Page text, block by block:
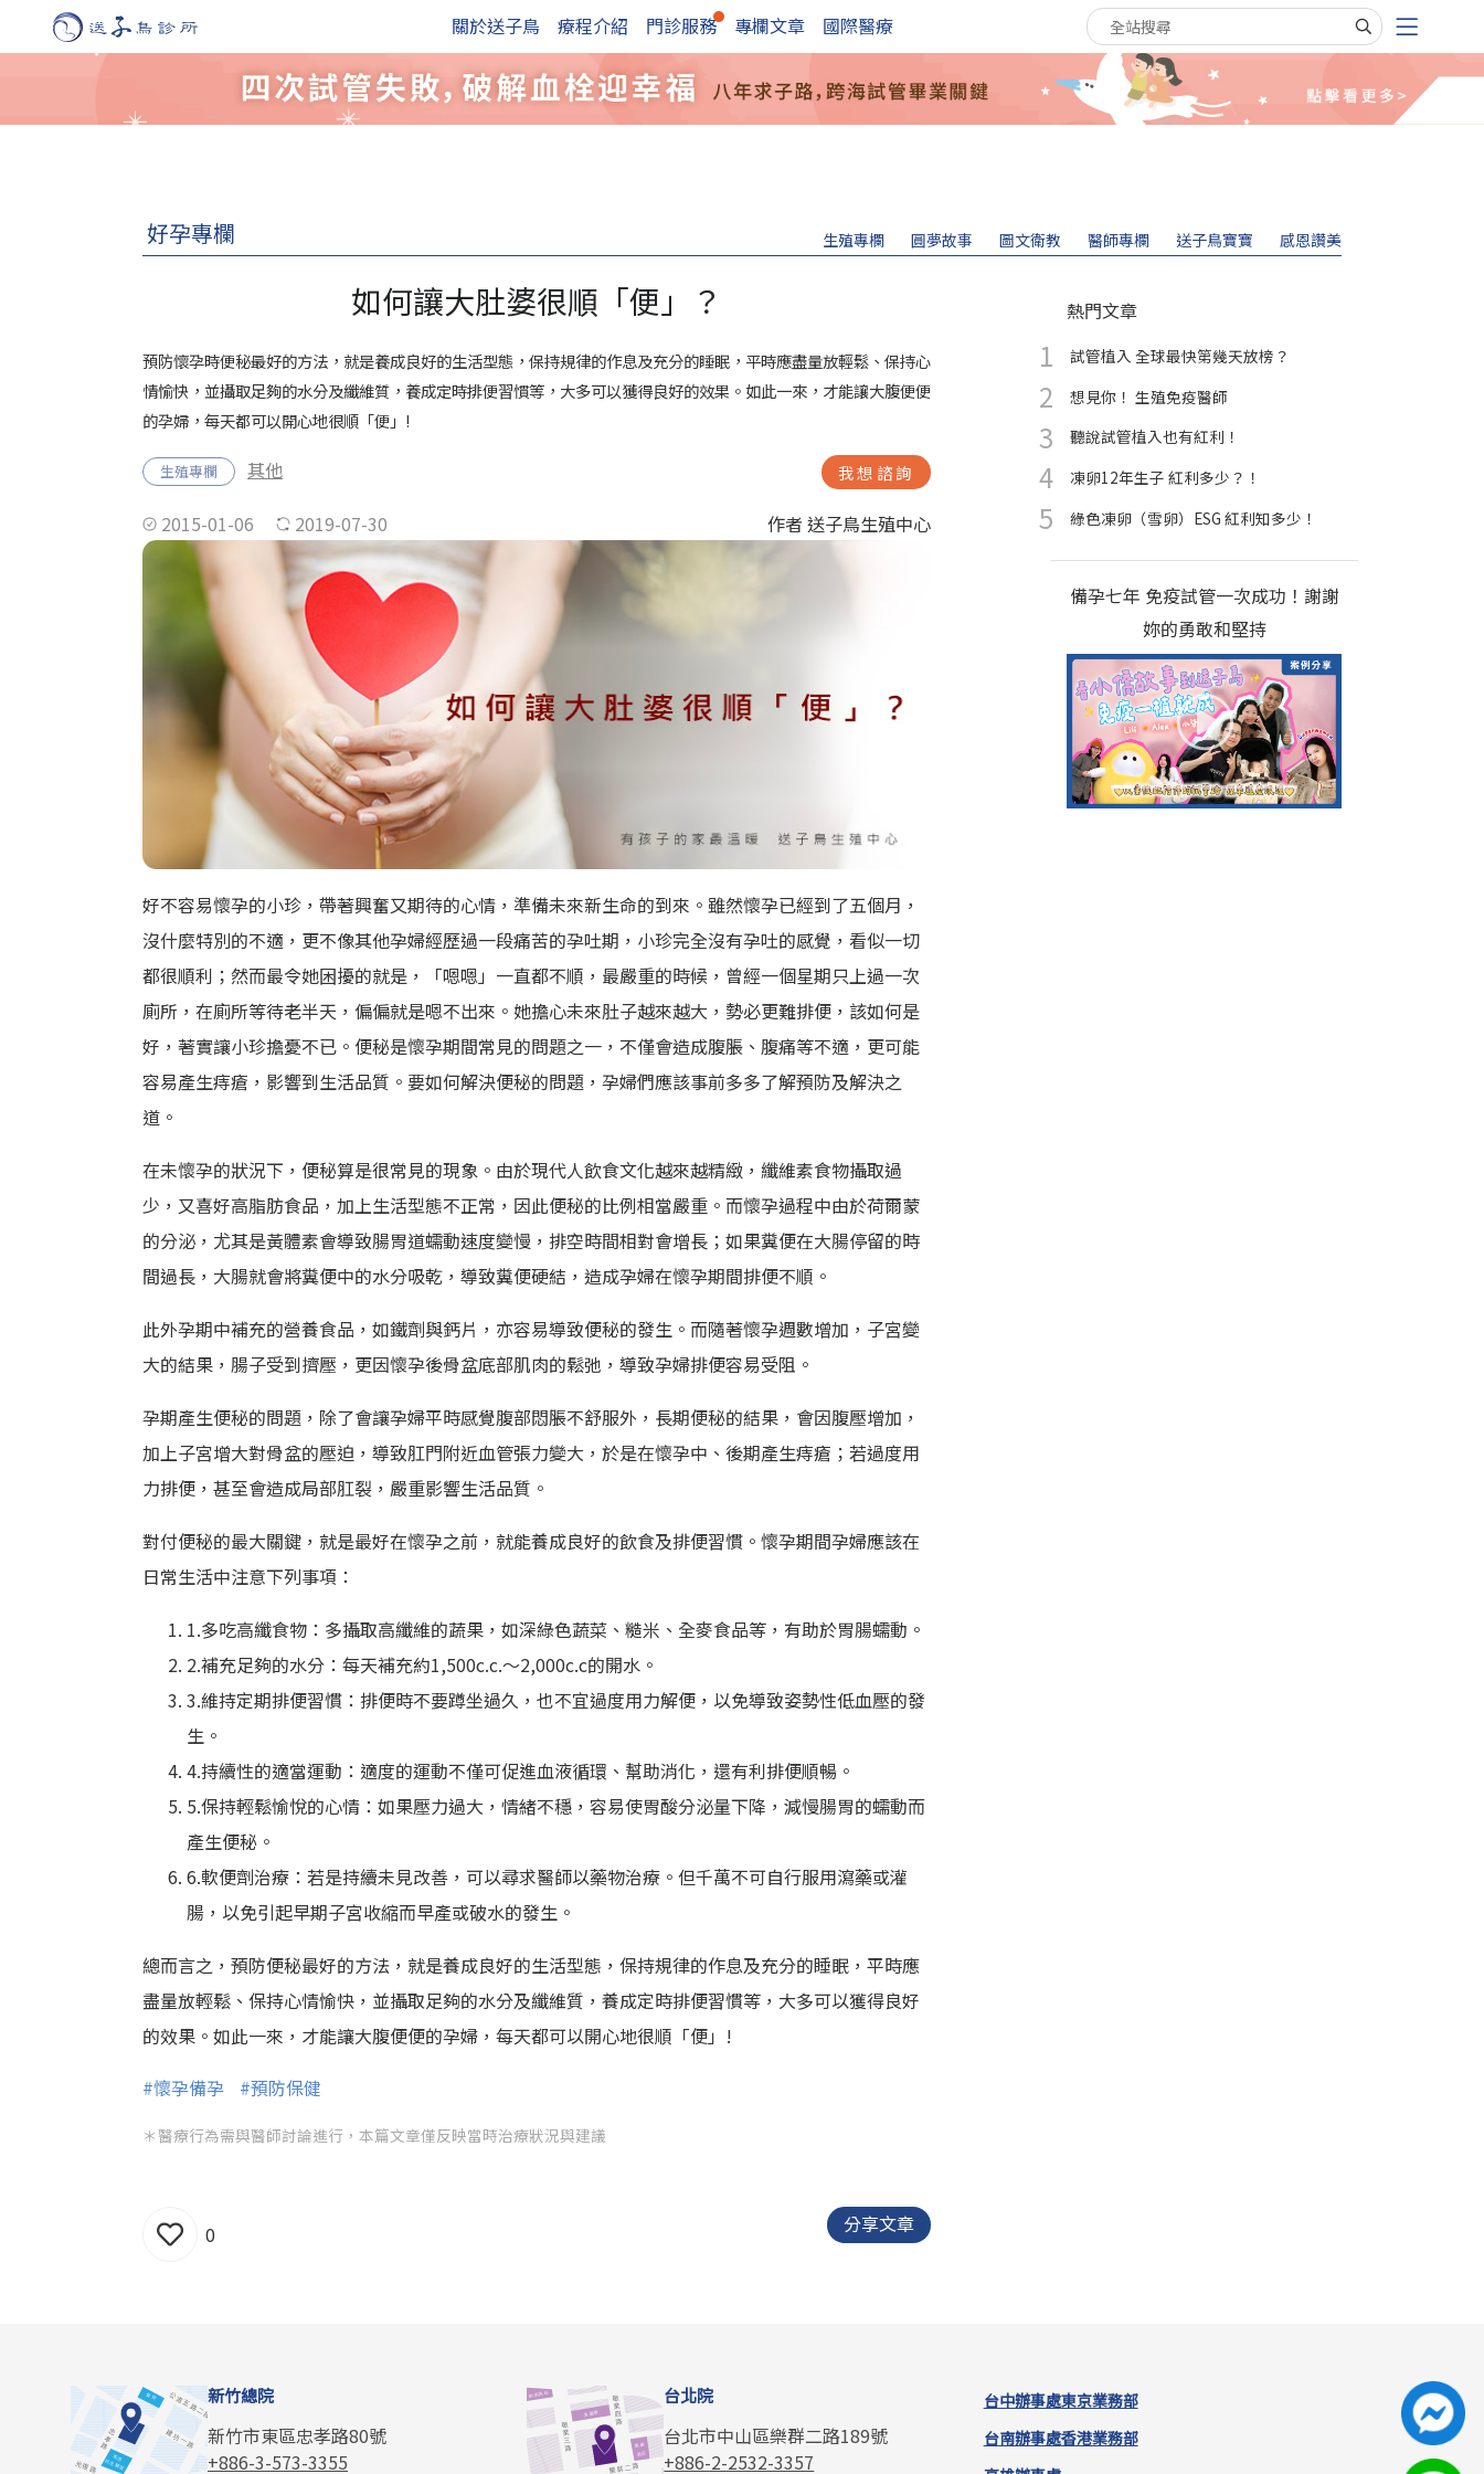
關於送子鳥 療程介紹 門診服務 專欄文章 國際醫療 搜尋關鍵字
好孕專欄 生殖專欄 圓夢故事 圖文衛教 醫師專欄 送子鳥寶寶 感恩讚美
如何讓大肚婆很順「便」？
預防懷孕時便秘最好的方法，就是養成良好的生活型態，保持規律的作息及充分的睡眠，平時應盡量放輕鬆、保持心
情愉快，並攝取足夠的水分及纖維質，養成定時排便習慣等，大多可以獲得良好的效果。如此一來，才能讓大腹便便
的孕婦，每天都可以開心地很順「便」!
生殖專欄 其他 我想諮詢
2015-01-06 2019-07-30 作者 送子鳥生殖中心
好不容易懷孕的小珍，帶著興奮又期待的心情，準備未來新生命的到來。雖然懷孕已經到了五個月，
沒什麼特別的不適，更不像其他孕婦經歷過一段痛苦的孕吐期，小珍完全沒有孕吐的感覺，看似一切
都很順利；然而最令她困擾的就是，「嗯嗯」一直都不順，最嚴重的時候，曾經一個星期只上過一次
廁所，在廁所等待老半天，偏偏就是嗯不出來。她擔心未來肚子越來越大，勢必更難排便，該如何是
好，著實讓小珍擔憂不已。便秘是懷孕期間常見的問題之一，不僅會造成腹脹、腹痛等不適，更可能
容易產生痔瘡，影響到生活品質。要如何解決便秘的問題，孕婦們應該事前多多了解預防及解決之
道。
在未懷孕的狀況下，便秘算是很常見的現象。由於現代人飲食文化越來越精緻，纖維素食物攝取過
少，又喜好高脂肪食品，加上生活型態不正常，因此便秘的比例相當嚴重。而懷孕過程中由於荷爾蒙
的分泌，尤其是黃體素會導致腸胃道蠕動速度變慢，排空時間相對會增長；如果糞便在大腸停留的時
間過長，大腸就會將糞便中的水分吸乾，導致糞便硬結，造成孕婦在懷孕期間排便不順。
此外孕期中補充的營養食品，如鐵劑與鈣片，亦容易導致便秘的發生。而隨著懷孕週數增加，子宮變
大的結果，腸子受到擠壓，更因懷孕後骨盆底部肌肉的鬆弛，導致孕婦排便容易受阻。
孕期產生便秘的問題，除了會讓孕婦平時感覺腹部悶脹不舒服外，長期便秘的結果，會因腹壓增加，
加上子宮增大對骨盆的壓迫，導致肛門附近血管張力變大，於是在懷孕中、後期產生痔瘡；若過度用
力排便，甚至會造成局部肛裂，嚴重影響生活品質。
對付便秘的最大關鍵，就是最好在懷孕之前，就能養成良好的飲食及排便習慣。懷孕期間孕婦應該在
日常生活中注意下列事項：
1.多吃高纖食物：多攝取高纖維的蔬果，如深綠色蔬菜、糙米、全麥食品等，有助於胃腸蠕動。
2.補充足夠的水分：每天補充約1,500c.c.～2,000c.c的開水。
3.維持定期排便習慣：排便時不要蹲坐過久，也不宜過度用力解便，以免導致姿勢性低血壓的發
生。
4.持續性的適當運動：適度的運動不僅可促進血液循環、幫助消化，還有利排便順暢。
5.保持輕鬆愉悅的心情：如果壓力過大，情緒不穩，容易使胃酸分泌量下降，減慢腸胃的蠕動而
產生便秘。
6.軟便劑治療：若是持續未見改善，可以尋求醫師以藥物治療。但千萬不可自行服用瀉藥或灌
腸，以免引起早期子宮收縮而早產或破水的發生。
總而言之，預防便秘最好的方法，就是養成良好的生活型態，保持規律的作息及充分的睡眠，平時應
盡量放輕鬆、保持心情愉快，並攝取足夠的水分及纖維質，養成定時排便習慣等，大多可以獲得良好
的效果。如此一來，才能讓大腹便便的孕婦，每天都可以開心地很順「便」!
#懷孕備孕
#預防保健
＊醫療行為需與醫師討論進行，本篇文章僅反映當時治療狀況與建議
0 分享文章
熱門文章
試管植入 全球最快第幾天放榜？
想見你！ 生殖免疫醫師
聽說試管植入也有紅利！
凍卵12年生子 紅利多少？！
綠色凍卵（雪卵）ESG 紅利知多少！
備孕七年 免疫試管一次成功！謝謝
妳的勇敢和堅持
新竹總院
新竹市東區忠孝路80號
+886-3-573-3355
台北院
台北市中山區樂群二路189號
+886-2-2532-3357
台中辦事處
台南辦事處
東京業務部
香港業務部